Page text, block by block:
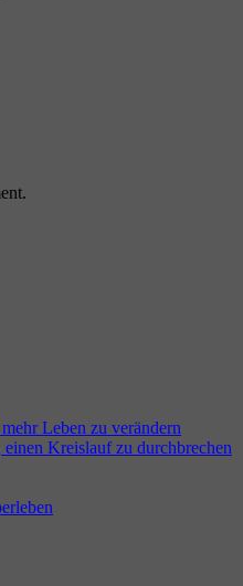
Leben zu verändern
Kreislauf zu durchbrechen